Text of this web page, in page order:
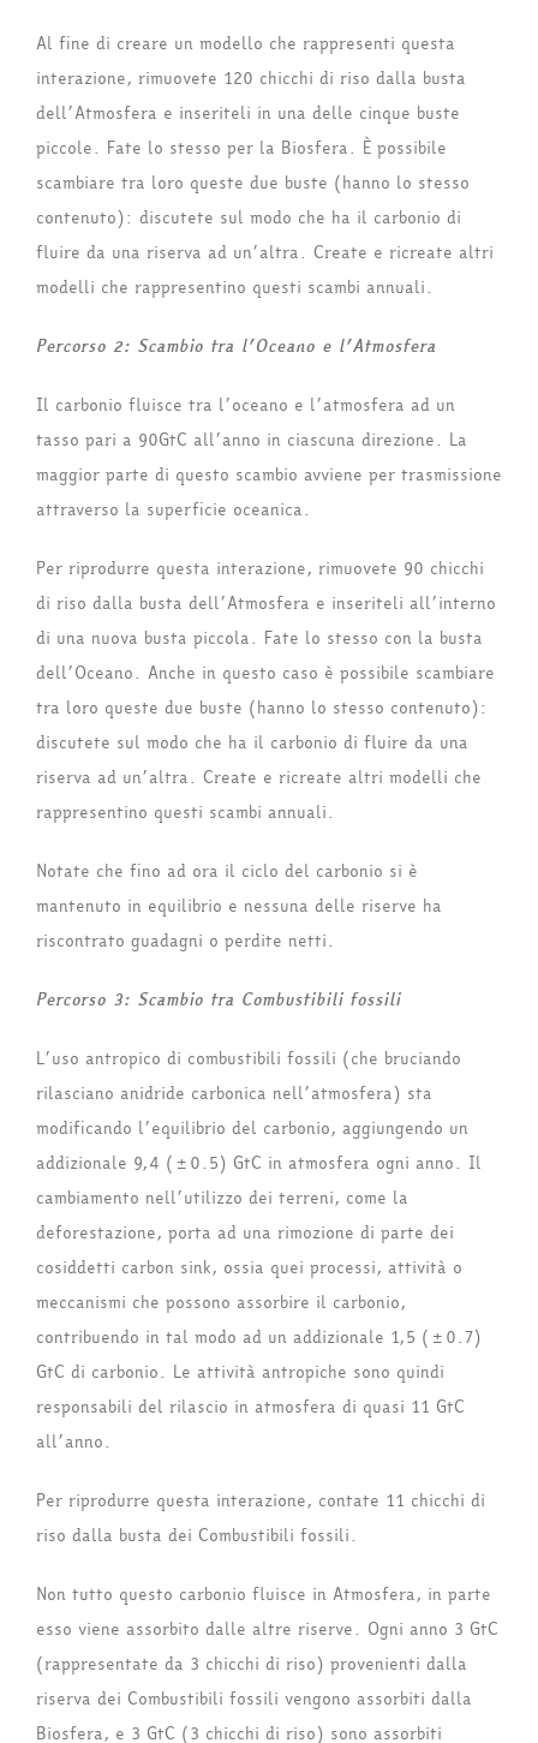
Al fine di creare un modello che rappresenti questa
interazione, rimuovete 120 chicchi di riso dalla busta
dell’Atmosfera e inseriteli in una delle cinque buste
piccole. Fate lo stesso per la Biosfera. È possibile
scambiare tra loro queste due buste (hanno lo stesso
contenuto): discutete sul modo che ha il carbonio di
fluire da una riserva ad un’altra. Create e ricreate altri
modelli che rappresentino questi scambi annuali.
Percorso 2: Scambio tra l’Oceano e l’Atmosfera
Il carbonio fluisce tra l’oceano e l’atmosfera ad un
tasso pari a 90GtC all’anno in ciascuna direzione. La
maggior parte di questo scambio avviene per trasmissione
attraverso la superficie oceanica.
Per riprodurre questa interazione, rimuovete 90 chicchi
di riso dalla busta dell’Atmosfera e inseriteli all’interno
di una nuova busta piccola. Fate lo stesso con la busta
dell’Oceano. Anche in questo caso è possibile scambiare
tra loro queste due buste (hanno lo stesso contenuto):
discutete sul modo che ha il carbonio di fluire da una
riserva ad un’altra. Create e ricreate altri modelli che
rappresentino questi scambi annuali.
Notate che fino ad ora il ciclo del carbonio si è
mantenuto in equilibrio e nessuna delle riserve ha
riscontrato guadagni o perdite netti.
Percorso 3: Scambio tra Combustibili fossili
L’uso antropico di combustibili fossili (che bruciando
rilasciano anidride carbonica nell’atmosfera) sta
modificando l’equilibrio del carbonio, aggiungendo un
addizionale 9,4 (±0.5) GtC in atmosfera ogni anno. Il
cambiamento nell’utilizzo dei terreni, come la
deforestazione, porta ad una rimozione di parte dei
cosiddetti carbon sink, ossia quei processi, attività o
meccanismi che possono assorbire il carbonio,
contribuendo in tal modo ad un addizionale 1,5 (±0.7)
GtC di carbonio. Le attività antropiche sono quindi
responsabili del rilascio in atmosfera di quasi 11 GtC
all’anno.
Per riprodurre questa interazione, contate 11 chicchi di
riso dalla busta dei Combustibili fossili.
Non tutto questo carbonio fluisce in Atmosfera, in parte
esso viene assorbito dalle altre riserve. Ogni anno 3 GtC
(rappresentate da 3 chicchi di riso) provenienti dalla
riserva dei Combustibili fossili vengono assorbiti dalla
Biosfera, e 3 GtC (3 chicchi di riso) sono assorbiti